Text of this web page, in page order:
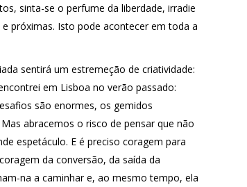
sinta-se o perfume da liberdade, irradie
próximas. Isto pode acontecer em toda a
sentirá um estremeção de criatividade:
em Lisboa no verão passado:
são enormes, os gemidos
abracemos o risco de pensar que não
espetáculo. E é preciso coragem para
da conversão, da saída da
na a caminhar e, ao mesmo tempo, ela